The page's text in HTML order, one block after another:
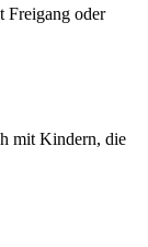
Freigang oder
mit Kindern, die